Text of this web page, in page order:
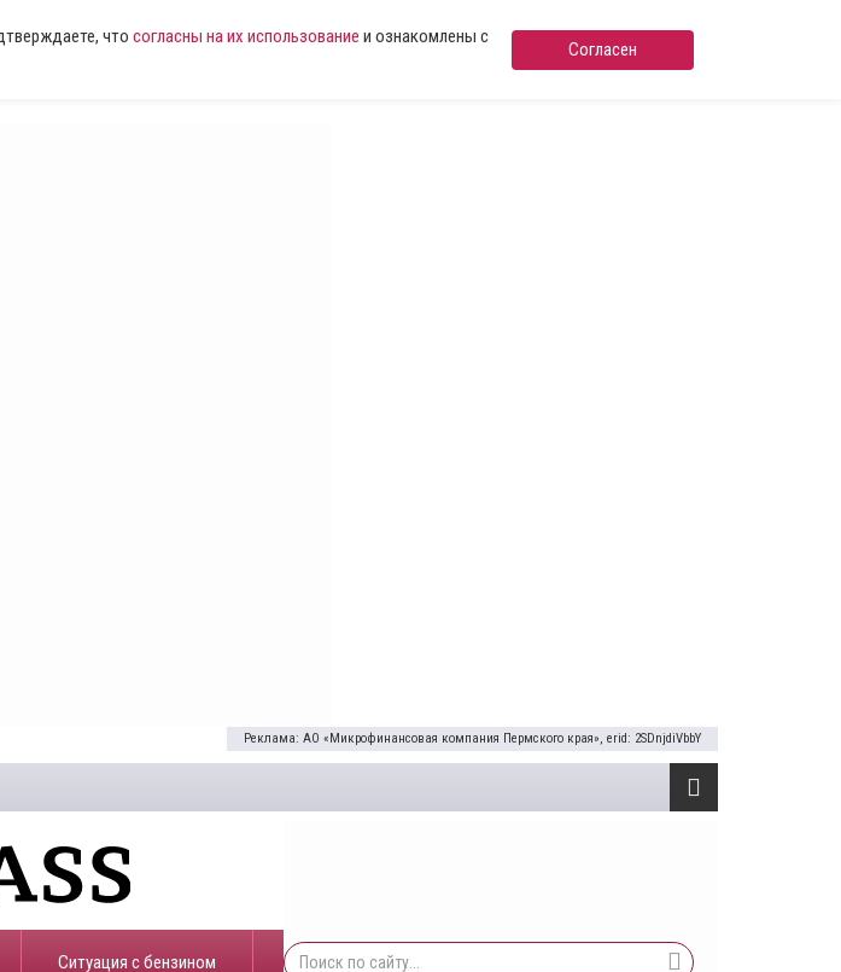
что согласны на их использование и ознакомлены с
Согласен
Реклама: АО «Микрофинансовая компания Пермского края», erid: 2SDnjdiVbbY
​Ситуация с бензином